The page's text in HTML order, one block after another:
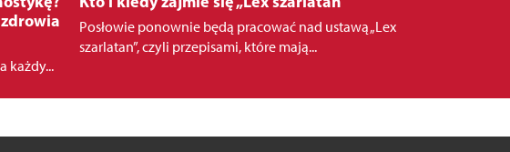
każdy...
Posłowie ponownie będą pracować nad ustawą „Lex
szarlatan”, czyli przepisami, które mają...